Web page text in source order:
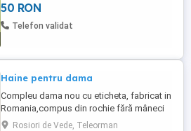
50 RON
Telefon validat
Haine pentru dama
Compleu dama nou cu eticheta, fabricat in
Romania,compus din rochie fără mâneci
și sacou cu mânecă scurtă, mărime 50-52,
Rosiori de Vede, Teleorman